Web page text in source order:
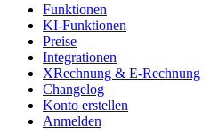
Funktionen
KI-Funktionen
Preise
Integrationen
XRechnung & E-Rechnung
Changelog
Konto erstellen
Anmelden